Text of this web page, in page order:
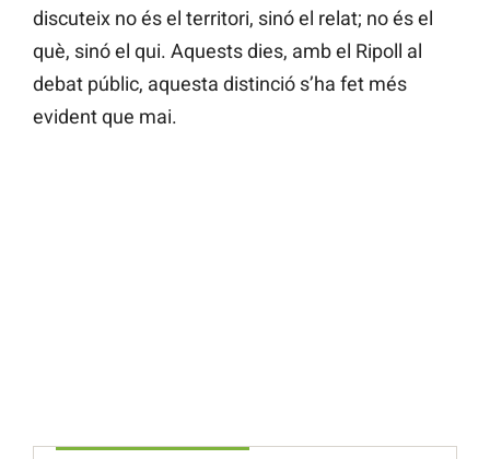
discuteix no és el territori, sinó el relat; no és el
què, sinó el qui. Aquests dies, amb el Ripoll al
debat públic, aquesta distinció s’ha fet més
evident que mai.